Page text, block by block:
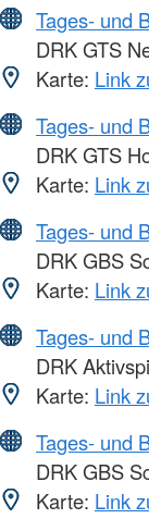
Tages- und
DRK GTS
Karte: Link
Tages- und
DRK GTS
Karte: Link
Tages- und
DRK GBS
Karte: Link
Tages- und
DRK
Karte: Link
Tages- und
DRK GBS
Karte: Link